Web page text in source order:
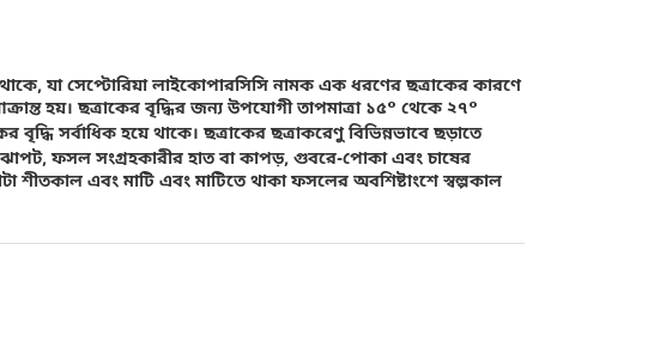
যা সেপ্টোরিয়া লাইকোপারসিসি নামক এক ধরণের ছত্রাকের কারণে
হয়। ছত্রাকের বৃদ্ধির জন্য উপযোগী তাপমাত্রা ১৫° থেকে ২৭°
সর্বাধিক হয়ে থাকে। ছত্রাকের ছত্রাকরেণু বিভিন্নভাবে ছড়াতে
ঝাপট, ফসল সংগ্রহকারীর হাত বা কাপড়, গুবরে-পোকা এবং চাষের
এবং মাটি এবং মাটিতে থাকা ফসলের অবশিষ্টাংশে স্বল্পকাল